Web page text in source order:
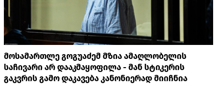
მოსამართლე გოგუაძემ მზია ამაღლობელის
საჩივარი არ დააკმაყოფილა - მან სტიკერის
გაკვრის გამო დაკავება კანონიერად მიიჩნია